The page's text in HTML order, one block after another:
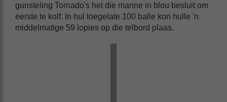
gunsteling Tornado's het die manne in blou besluit om
eerste te kolf. In hul toegelate 100 balle kon hulle 'n
middelmatige 59 lopies op die telbord plaas.